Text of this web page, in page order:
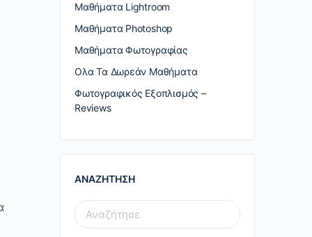
Μαθήματα Lightroom
Μαθήματα Photoshop
Μαθήματα Φωτογραφίας
Ολα Τα Δωρεάν Μαθήματα
Φωτογραφικός Εξοπλισμός –
Reviews
ΑΝΑΖΗΤΗΣΗ
SEARCH
FOR: